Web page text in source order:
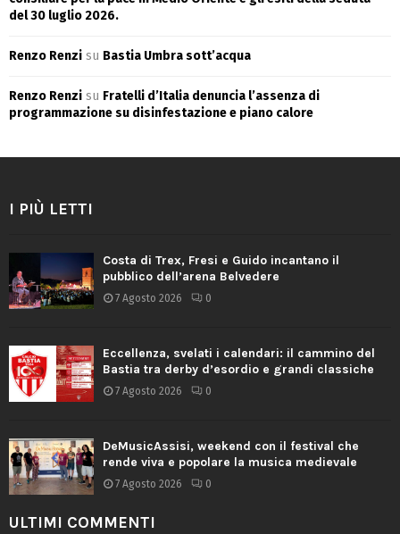
del 30 luglio 2026.
Renzo Renzi su Bastia Umbra sott’acqua
Renzo Renzi su Fratelli d’Italia denuncia l’assenza di
programmazione su disinfestazione e piano calore
I PIÙ LETTI
Costa di Trex, Fresi e Guido incantano il
pubblico dell’arena Belvedere
7 Agosto 2026 0
Eccellenza, svelati i calendari: il cammino del
Bastia tra derby d’esordio e grandi classiche
7 Agosto 2026 0
DeMusicAssisi, weekend con il festival che
rende viva e popolare la musica medievale
7 Agosto 2026 0
ULTIMI COMMENTI